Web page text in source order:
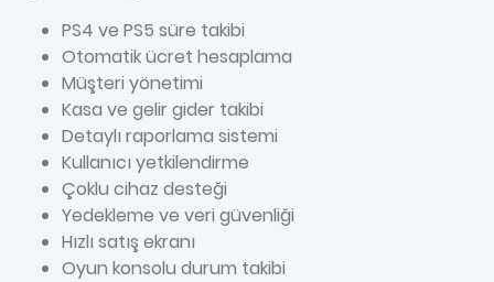
PS4 ve PS5 süre takibi
Otomatik ücret hesaplama
Müşteri yönetimi
Kasa ve gelir gider takibi
Detaylı raporlama sistemi
Kullanıcı yetkilendirme
Çoklu cihaz desteği
Yedekleme ve veri güvenliği
Hızlı satış ekranı
Oyun konsolu durum takibi